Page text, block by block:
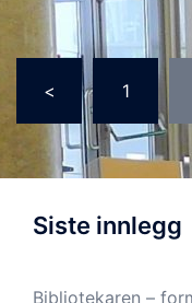
Sidepaginering
< 1
Siste innlegg
Bibliotekaren –